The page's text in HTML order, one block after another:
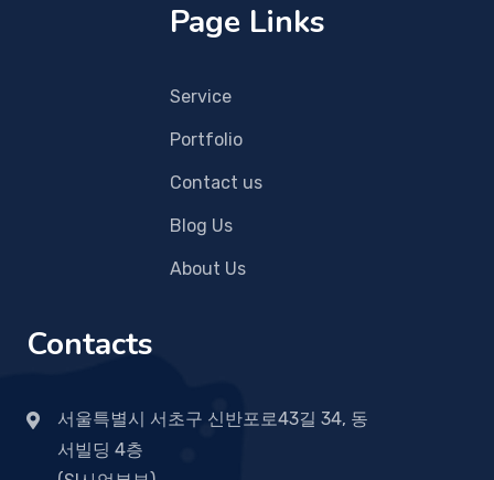
Page Links
Service
Portfolio
Contact us
Blog Us
About Us
Contacts
서울특별시 서초구 신반포로43길 34, 동
서빌딩 4층